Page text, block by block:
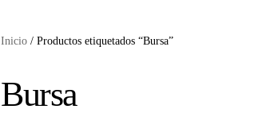
Inicio / Productos etiquetados “Bursa”
Bursa